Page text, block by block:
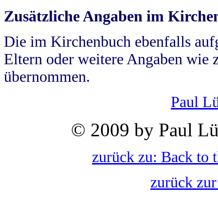
Zusätzliche Angaben im
Die im Kirchenbuch ebenfalls
Eltern oder weitere Angaben wie
übernommen.
Paul
© 2009 by Paul
zurück zu: Back to
zurück